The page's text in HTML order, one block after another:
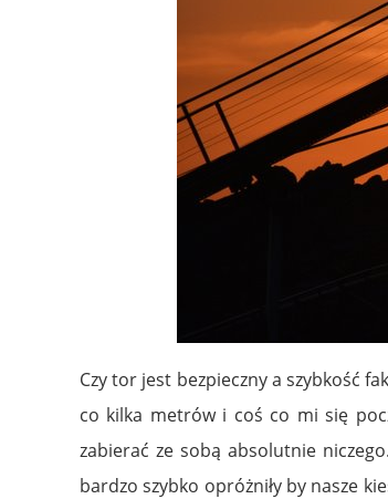
Czy tor jest bezpieczny a szybkość
co kilka metrów i coś co mi się
zabierać ze sobą absolutnie
bardzo szybko opróżniły by nasze